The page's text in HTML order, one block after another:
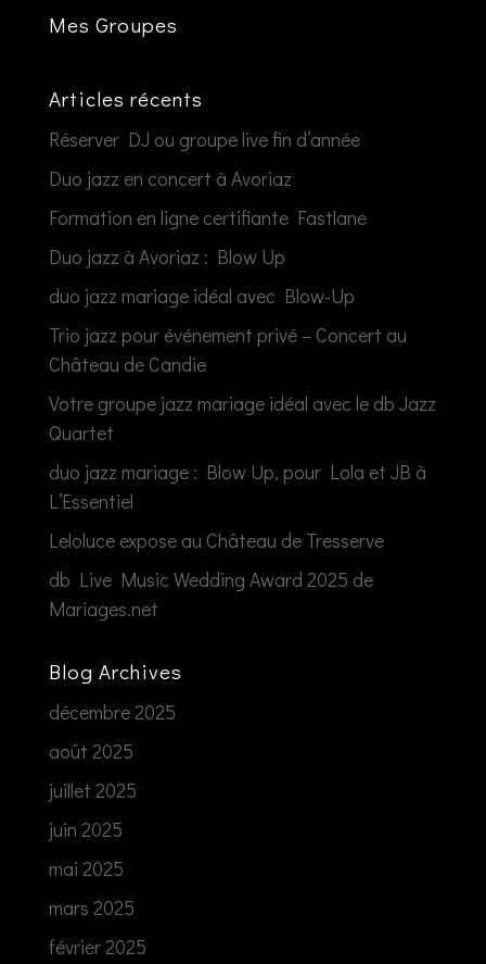
Mes Groupes
Articles récents
Réserver DJ ou groupe live fin d’année
Duo jazz en concert à Avoriaz
Formation en ligne certifiante Fastlane
Duo jazz à Avoriaz : Blow Up
duo jazz mariage idéal avec Blow-Up
Trio jazz pour événement privé – Concert au
Château de Candie
Votre groupe jazz mariage idéal avec le db Jazz
Quartet
duo jazz mariage : Blow Up, pour Lola et JB à
L’Essentiel
Leloluce expose au Château de Tresserve
db Live Music Wedding Award 2025 de
Mariages.net
Blog Archives
décembre 2025
août 2025
juillet 2025
juin 2025
mai 2025
mars 2025
février 2025